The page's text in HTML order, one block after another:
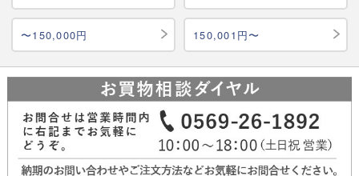
〜150,000円 150,001円〜